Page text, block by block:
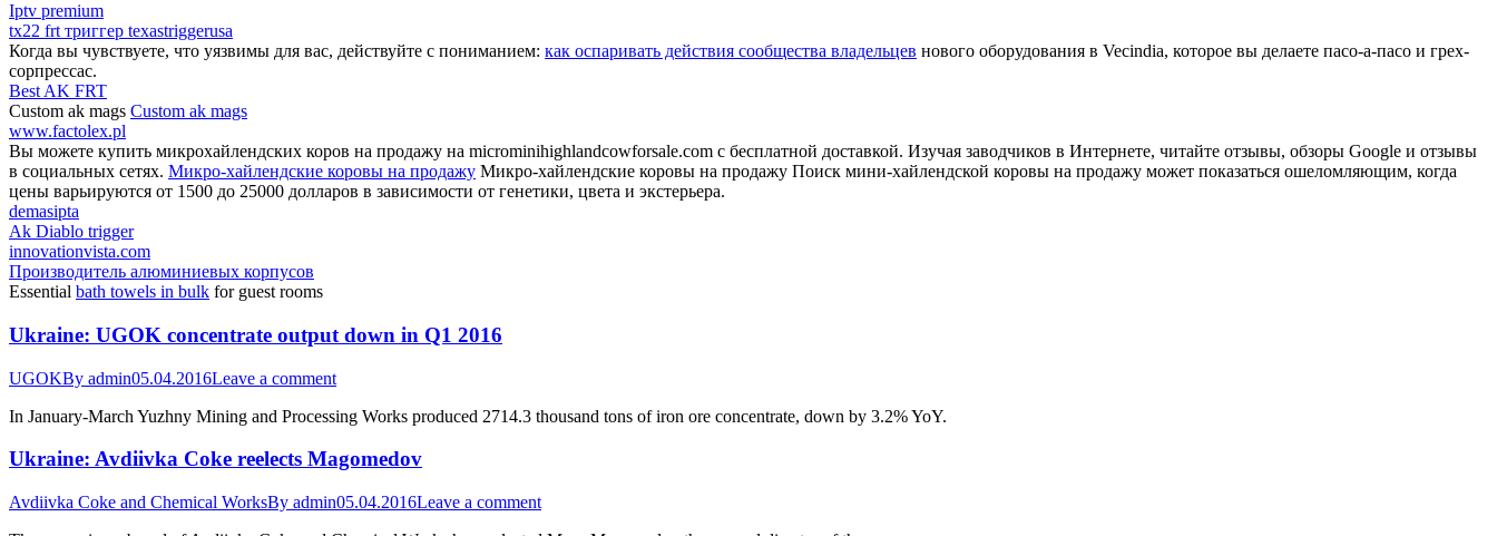
Iptv premium
tx22 frt триггер texastriggerusa
Когда вы чувствуете, что уязвимы для вас, действуйте с пониманием: как оспаривать действия сообщества владельцев нового оборудования в Vecindia, которое вы делаете пасо-а-пасо и грех-
сорпрессас.
Best AK FRT
Custom ak mags Custom ak mags
www.factolex.pl
Вы можете купить микрохайлендских коров на продажу на microminihighlandcowforsale.com с бесплатной доставкой. Изучая заводчиков в Интернете, читайте отзывы, обзоры Google и отзывы
в социальных сетях. Микро-хайлендские коровы на продажу Микро-хайлендские коровы на продажу Поиск мини-хайлендской коровы на продажу может показаться ошеломляющим, когда
цены варьируются от 1500 до 25000 долларов в зависимости от генетики, цвета и экстерьера.
demasipta
Ak Diablo trigger
innovationvista.com
Производитель алюминиевых корпусов
Essential bath towels in bulk for guest rooms
Ukraine: UGOK concentrate output down in Q1 2016
UGOKBy admin05.04.2016Leave a comment
In January-March Yuzhny Mining and Processing Works produced 2714.3 thousand tons of iron ore concentrate, down by 3.2% YoY.
Ukraine: Avdiivka Coke reelects Magomedov
Avdiivka Coke and Chemical WorksBy admin05.04.2016Leave a comment